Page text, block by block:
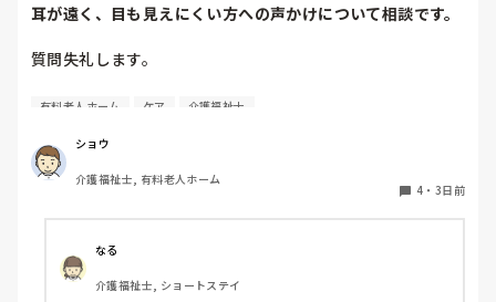
耳が遠く、目も見えにくい方への声かけについて相談です。
質問失礼します。
耳が遠く、目もあまり見えていない利用者様への声かけにつ
現在、私は「大きな声で、ゆっくり耳元でお話しする」とい
う方法で対応しています。
聞き取れると安心していただける方なので何とか理解しても
かり、痛めてしまうことがあります。
みなさんの職場で、このような方と関わる際に工夫している
ことや、喉に負担をかけずに意思疎通ができる良い方法など
有料老人ホーム ケア 介護福祉士
ショウ
介護福祉士, 有料老人ホーム
4 ・ 3日前
なる
介護福祉士, ショートステイ